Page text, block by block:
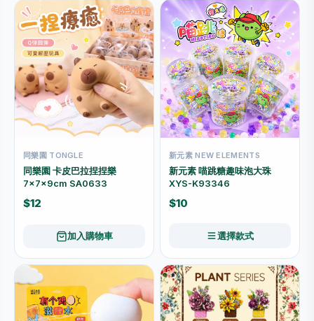
同樂園 TONGLE
同樂園 卡皮巴拉捏捏樂
7×7×9cm SA0633
$12
加入購物車
新元素 NEW ELEMENTS
新元素 喵跳糖趣味泡大珠
XYS-K93346
$10
選擇款式